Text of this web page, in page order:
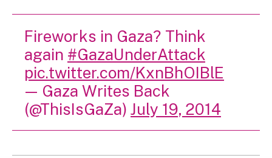
Fireworks in Gaza? Think
again #GazaUnderAttack
pic.twitter.com/KxnBhOIBlE
— Gaza Writes Back
(@ThisIsGaZa) July 19, 2014